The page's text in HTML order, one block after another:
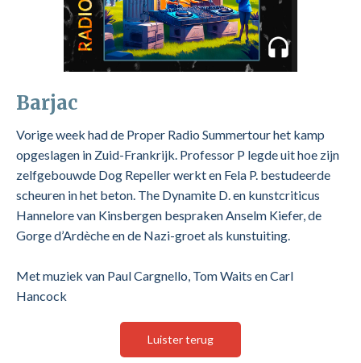
Barjac
Vorige week had de Proper Radio Summertour het kamp
opgeslagen in Zuid-Frankrijk. Professor P legde uit hoe zijn
zelfgebouwde Dog Repeller werkt en Fela P. bestudeerde
scheuren in het beton. The Dynamite D. en kunstcriticus
Hannelore van Kinsbergen bespraken Anselm Kiefer, de
Gorge d’Ardèche en de Nazi-groet als kunstuiting.
Met muziek van Paul Cargnello, Tom Waits en Carl
Hancock
Luister terug